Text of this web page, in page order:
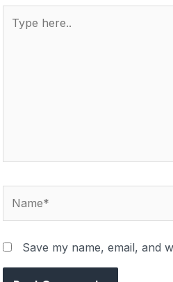
Save my name, email, and